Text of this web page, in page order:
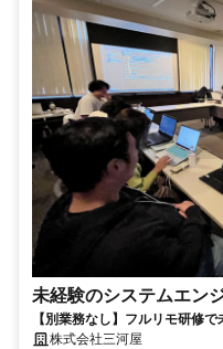
未経験のシステムエン
【別業務なし】フルリモ研修
株式会社三河屋